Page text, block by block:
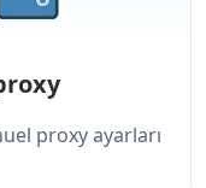
proxy ayarları